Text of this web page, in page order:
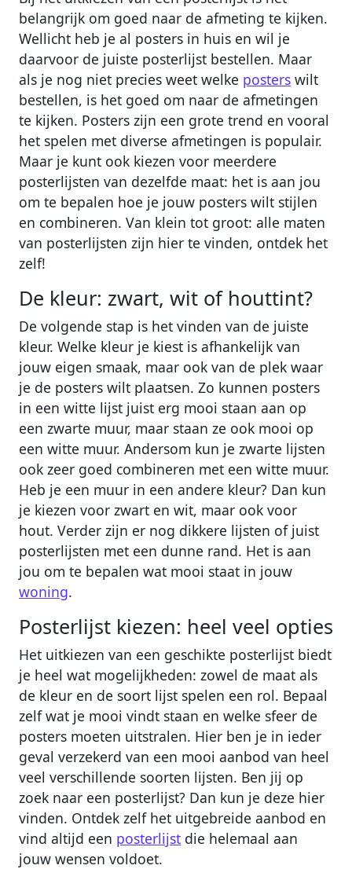
belangrijk om goed naar de afmeting te kijken.
Wellicht heb je al posters in huis en wil je
daarvoor de juiste posterlijst bestellen. Maar
als je nog niet precies weet welke posters wilt
bestellen, is het goed om naar de afmetingen
te kijken. Posters zijn een grote trend en vooral
het spelen met diverse afmetingen is populair.
Maar je kunt ook kiezen voor meerdere
posterlijsten van dezelfde maat: het is aan jou
om te bepalen hoe je jouw posters wilt stijlen
en combineren. Van klein tot groot: alle maten
van posterlijsten zijn hier te vinden, ontdek het
zelf!
De kleur: zwart, wit of houttint?
De volgende stap is het vinden van de juiste
kleur. Welke kleur je kiest is afhankelijk van
jouw eigen smaak, maar ook van de plek waar
je de posters wilt plaatsen. Zo kunnen posters
in een witte lijst juist erg mooi staan aan op
een zwarte muur, maar staan ze ook mooi op
een witte muur. Andersom kun je zwarte lijsten
ook zeer goed combineren met een witte muur.
Heb je een muur in een andere kleur? Dan kun
je kiezen voor zwart en wit, maar ook voor
hout. Verder zijn er nog dikkere lijsten of juist
posterlijsten met een dunne rand. Het is aan
jou om te bepalen wat mooi staat in jouw
woning.
Posterlijst kiezen: heel veel opties
Het uitkiezen van een geschikte posterlijst biedt
je heel wat mogelijkheden: zowel de maat als
de kleur en de soort lijst spelen een rol. Bepaal
zelf wat je mooi vindt staan en welke sfeer de
posters moeten uitstralen. Hier ben je in ieder
geval verzekerd van een mooi aanbod van heel
veel verschillende soorten lijsten. Ben jij op
zoek naar een posterlijst? Dan kun je deze hier
vinden. Ontdek zelf het uitgebreide aanbod en
vind altijd een posterlijst die helemaal aan
jouw wensen voldoet.